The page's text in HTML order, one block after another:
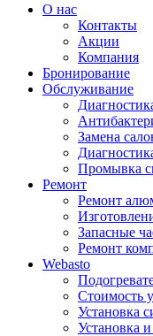
О нас
Контакты
Акции
Компания
Бронирование
Обслуживание
Замена
Промывка
Ремонт
Ремонт
Запасные
Ремонт
Webasto
Стоимость
Установка
Установка